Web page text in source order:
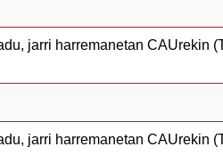
jarri harremanetan CAUrekin
jarri harremanetan CAUrekin